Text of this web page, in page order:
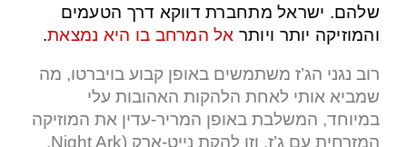
שלהם. ישראל מתחברת דווקא דרך הטעמים
והמוזיקה יותר ויותר אל המרחב בו היא נמצאת.
רוב נגני הג’ז משתמשים באופן קבוע בויברטו, מה
שמביא אותי לאחת הלהקות האהובות עלי
במיוחד, המשלבת באופן המריר-עדין את המוזיקה
המזרחית עם ג’ז, וזו להקת נייט-ארק (Night Ark,